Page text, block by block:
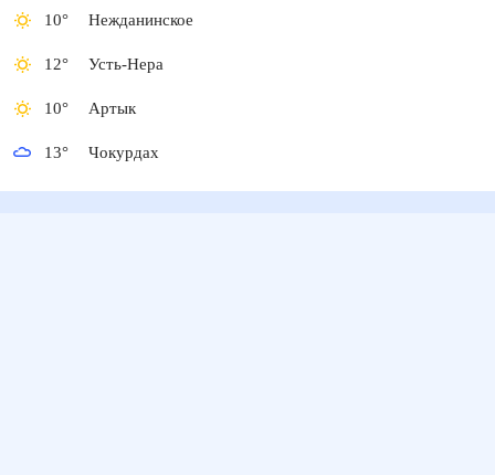
10° Нежданинское
12° Усть-Нера
10° Артык
13° Чокурдах